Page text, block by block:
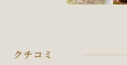
クチコミ